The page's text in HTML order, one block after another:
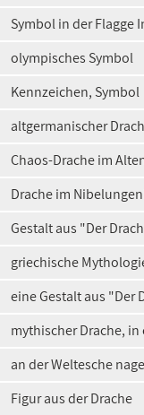
Symbol in der Flagge
olympisches Symbol
Kennzeichen, Symbol
altgermanischer
Chaos-Drache im
Drache im
Gestalt aus "Der
griechische
eine Gestalt aus "Der
mythischer Drache,
an der Weltesche
Figur aus der Drache